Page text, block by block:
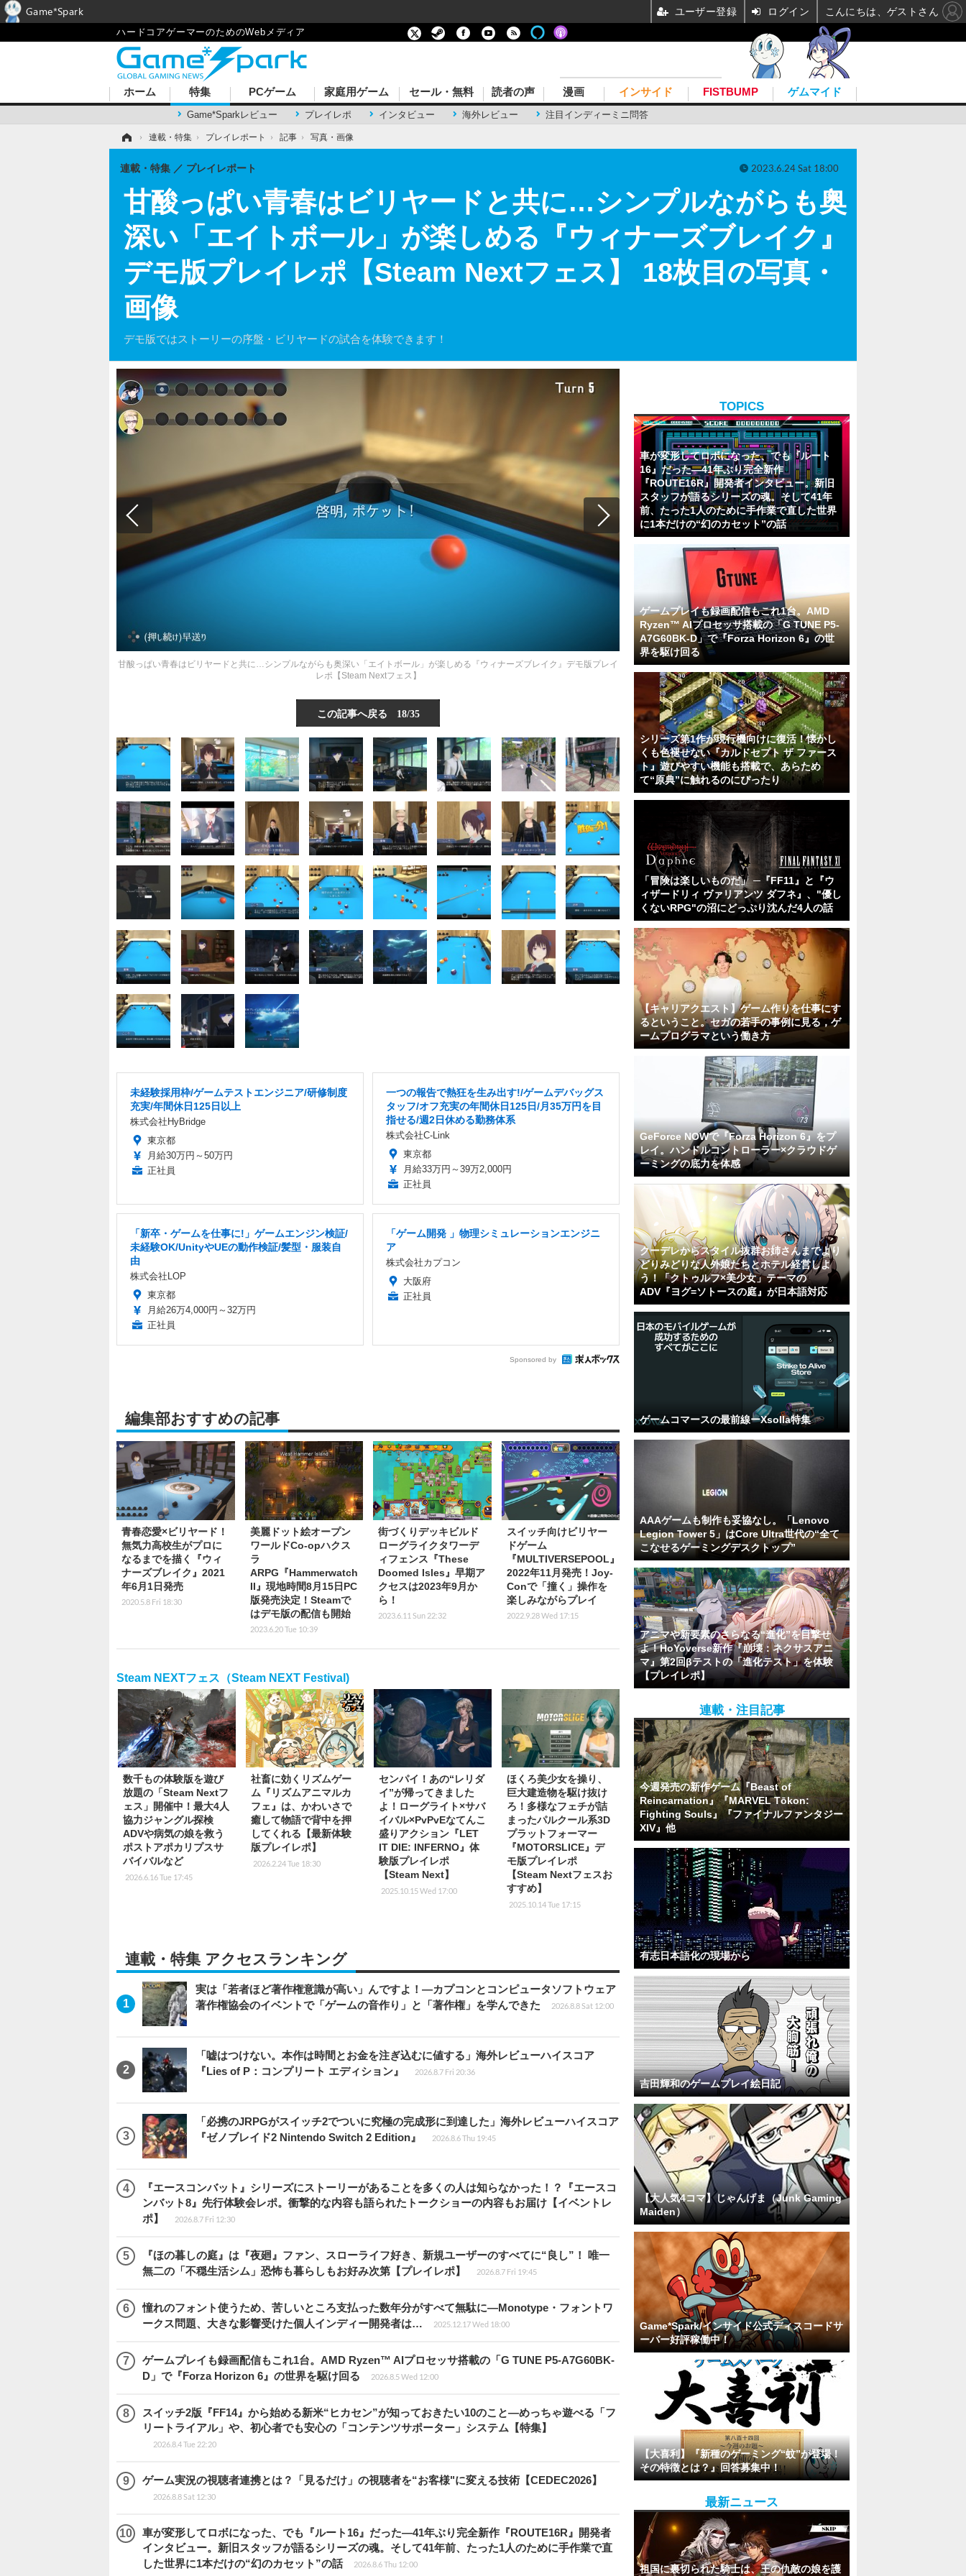
ハードコアゲーマーのためのWebメディア
ホーム 特集
Game*Sparkレビュー プレイレポ インタビュー 海外レビュー 注目インディーミニ問答
PCゲーム 家庭用ゲーム セール・無料 読者の声 漫画 インサイド FISTBUMP ゲムマイド
› 連載・特集 › プレイレポート › 記事 › 写真・画像
甘酸っぱい青春はビリヤードと共に…シンプルながらも奥
深い「エイトボール」が楽しめる『ウィナーズブレイク』
デモ版プレイレポ【Steam Nextフェス】 18枚目の写真・
画像
デモ版ではストーリーの序盤・ビリヤードの試合を体験できます！
連載・特集 プレイレポート 2023.6.24 Sat 18:00
甘酸っぱい青春はビリヤードと共に…シンプルながらも奥深い「エイトボール」が楽しめる『ウィナーズブレイク』デモ版プレイ
レポ【Steam Nextフェス】
この記事へ戻る 18/35
未経験採用枠/ゲームテストエンジニア/研修制度
充実/年間休日125日以上
株式会社HyBridge
東京都
月給30万円～50万円
正社員
一つの報告で熱狂を生み出す!/ゲームデバッグス
タッフ/オフ充実の年間休日125日/月35万円を目
指せる/週2日休める勤務体系
株式会社C-Link
東京都
月給33万円～39万2,000円
正社員
「新卒・ゲームを仕事に!」ゲームエンジン検証/
未経験OK/UnityやUEの動作検証/髪型・服装自
由
株式会社LOP
東京都
月給26万4,000円～32万円
正社員
「ゲーム開発 」物理シミュレーションエンジニ
ア
株式会社カプコン
大阪府
正社員
Sponsored by
編集部おすすめの記事
青春恋愛×ビリヤード！
無気力高校生がプロに
なるまでを描く『ウィ
ナーズブレイク』2021
年6月1日発売
2020.5.8 Fri 18:30
美麗ドット絵オープン
ワールドCo-opハクス
ラ
ARPG『Hammerwatch
II』現地時間8月15日PC
版発売決定！Steamで
はデモ版の配信も開始
2023.6.20 Tue 10:39
街づくりデッキビルド
ローグライクタワーデ
ィフェンス『These
Doomed Isles』早期ア
クセスは2023年9月か
ら！
2023.6.11 Sun 22:32
スイッチ向けビリヤー
ドゲーム
『MULTIVERSEPOOL』
2022年11月発売！Joy-
Conで「撞く」操作を
楽しみながらプレイ
2022.9.28 Wed 17:15
Steam NEXTフェス（Steam NEXT Festival)
数千もの体験版を遊び
放題の「Steam Nextフ
ェス」開催中！最大4人
協力ジャングル探検
ADVや病気の娘を救う
ポストアポカリプスサ
バイバルなど
2026.6.16 Tue 17:45
社畜に効くリズムゲー
ム『リズムアニマルカ
フェ』は、かわいさで
癒して物語で背中を押
してくれる【最新体験
版プレイレポ】
2026.2.24 Tue 18:30
センパイ！あの“レリダ
イ”が帰ってきました
よ！ローグライト×サバ
イバル×PvPvEなてんこ
盛りアクション『LET
IT DIE: INFERNO』体
験版プレイレポ
【Steam Next】
2025.10.15 Wed 17:00
ほくろ美少女を操り、
巨大建造物を駆け抜け
ろ！多様なフェチが詰
まったパルクール系3D
プラットフォーマー
『MOTORSLICE』デ
モ版プレイレポ
【Steam Nextフェスお
すすめ】
2025.10.14 Tue 17:15
連載・特集 アクセスランキング
実は「若者ほど著作権意識が高い」んですよ！―カプコンとコンピュータソフトウェア
著作権協会のイベントで「ゲームの音作り」と「著作権」を学んできた
2026.8.8 Sat 12:00
「嘘はつけない。本作は時間とお金を注ぎ込むに値する」海外レビューハイスコア
『Lies of P：コンプリート エディション』
2026.8.7 Fri 20:36
「必携のJRPGがスイッチ2でついに究極の完成形に到達した」海外レビューハイスコア
『ゼノブレイド2 Nintendo Switch 2 Edition』
2026.8.6 Thu 19:45
『エースコンバット』シリーズにストーリーがあることを多くの人は知らなかった！？『エースコ
ンバット8』先行体験会レポ。衝撃的な内容も語られたトークショーの内容もお届け【イベントレ
ポ】
2026.8.7 Fri 12:30
『ほの暮しの庭』は『夜廻』ファン、スローライフ好き、新規ユーザーのすべてに“良し”！ 唯一
無二の「不穏生活シム」恐怖も暮らしもお好み次第【プレイレポ】
2026.8.7 Fri 19:45
憧れのフォント使うため、苦しいところ支払った数年分がすべて無駄に―Monotype・フォントワ
ークス問題、大きな影響受けた個人インディー開発者は…
2025.12.17 Wed 18:00
ゲームプレイも録画配信もこれ1台。AMD Ryzen™ AIプロセッサ搭載の「G TUNE P5-A7G60BK-
D」で『Forza Horizon 6』の世界を駆け回る
2026.8.5 Wed 12:00
スイッチ2版『FF14』から始める新米“ヒカセン”が知っておきたい10のこと―めっちゃ遊べる「フ
リートライアル」や、初心者でも安心の「コンテンツサポーター」システム【特集】
2026.8.4 Tue 22:20
ゲーム実況の視聴者連携とは？「見るだけ」の視聴者を“お客様"に変える技術【CEDEC2026】
2026.8.8 Sat 12:30
車が変形してロボになった、でも『ルート16』だった―41年ぶり完全新作『ROUTE16R』開発者
インタビュー。新旧スタッフが語るシリーズの魂。そして41年前、たった1人のために手作業で直
した世界に1本だけの“幻のカセット”の話
2026.8.6 Thu 12:00
TOPICS
車が変形してロボになった、でも『ルート
16』だった―41年ぶり完全新作
『ROUTE16R』開発者インタビュー。新旧
スタッフが語るシリーズの魂。そして41年
前、たった1人のために手作業で直した世界
に1本だけの“幻のカセット”の話
ゲームプレイも録画配信もこれ1台。AMD
Ryzen™ AIプロセッサ搭載の「G TUNE P5-
A7G60BK-D」で『Forza Horizon 6』の世
界を駆け回る
シリーズ第1作が現行機向けに復活！懐かし
くも色褪せない『カルドセプト ザ ファース
ト』遊びやすい機能も搭載で、あらため
て“原典”に触れるのにぴったり
「冒険は楽しいものだ」 ─『FF11』と『ウ
ィザードリィ ヴァリアンツ ダフネ』、"優し
くないRPG"の沼にどっぷり沈んだ4人の話
【キャリアクエスト】ゲーム作りを仕事にす
るということ。セガの若手の事例に見る，ゲ
ームプログラマという働き方
GeForce NOWで『Forza Horizon 6』をプ
レイ。ハンドルコントローラー×クラウドゲ
ーミングの底力を体感
クーデレからスタイル抜群お姉さんまでより
どりみどりな人外娘たちとホテル経営しよ
う！「クトゥルフ×美少女」テーマの
ADV『ヨグ=ソトースの庭』が日本語対応
ゲームコマースの最前線ーXsolla特集
AAAゲームも制作も妥協なし。「Lenovo
Legion Tower 5」はCore Ultra世代の“全て
こなせるゲーミングデスクトップ”
アニマや新要素のさらなる“進化”を目撃せ
よ！HoYoverse新作『崩壊：ネクサスアニ
マ』第2回βテストの「進化テスト」を体験
【プレイレポ】
連載・注目記事
今週発売の新作ゲーム『Beast of
Reincarnation』『MARVEL Tōkon:
Fighting Souls』『ファイナルファンタジー
XIV』他
有志日本語化の現場から
吉田輝和のゲームプレイ絵日記
【大人気4コマ】じゃんげま（Junk Gaming
Maiden）
Game*Spark/インサイド公式ディスコードサ
ーバー好評稼働中！
【大喜利】『新種のゲーミング“蚊”が登場！
その特徴とは？』回答募集中！
最新ニュース
祖国に裏切られた騎士は、王の仇敵の娘を護
Game*Spark ユーザー登録 ログイン こんにちは、ゲストさん